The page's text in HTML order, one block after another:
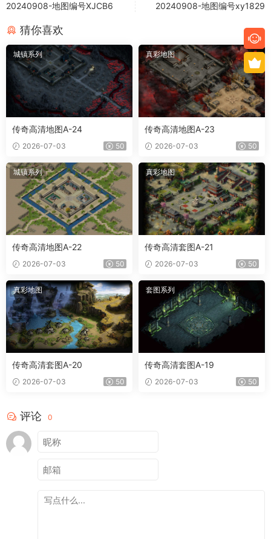
20240908-地图编号XJCB6 20240908-地图编号xy1829
猜你喜欢
城镇系列
传奇高清地图A-24
2026-07-03 50
真彩地图
传奇高清地图A-23
2026-07-03 50
城镇系列
传奇高清地图A-22
2026-07-03 50
真彩地图
传奇高清套图A-21
2026-07-03 50
真彩地图
传奇高清套图A-20
2026-07-03 50
套图系列
传奇高清套图A-19
2026-07-03 50
评论 0